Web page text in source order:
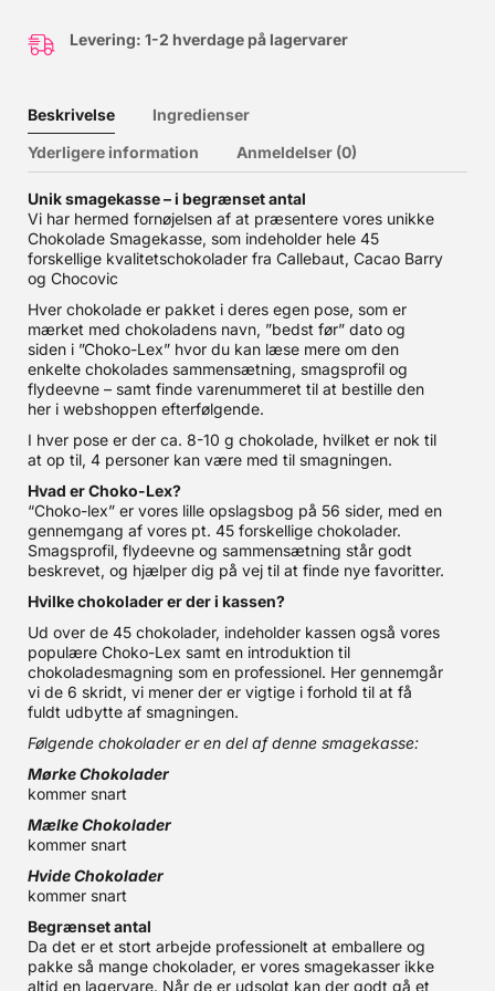
Levering: 1-2 hverdage på lagervarer
Beskrivelse
Ingredienser
Yderligere information
Anmeldelser (0)
Unik smagekasse – i begrænset antal
Vi har hermed fornøjelsen af at præsentere vores unikke
Chokolade Smagekasse, som indeholder hele 45
forskellige kvalitetschokolader fra Callebaut, Cacao Barry
og Chocovic
Hver chokolade er pakket i deres egen pose, som er
mærket med chokoladens navn, ”bedst før” dato og
siden i ”Choko-Lex” hvor du kan læse mere om den
enkelte chokolades sammensætning, smagsprofil og
flydeevne – samt finde varenummeret til at bestille den
her i webshoppen efterfølgende.
I hver pose er der ca. 8-10 g chokolade, hvilket er nok til
at op til, 4 personer kan være med til smagningen.
Hvad er Choko-Lex?
“Choko-lex” er vores lille opslagsbog på 56 sider, med en
gennemgang af vores pt. 45 forskellige chokolader.
Smagsprofil, flydeevne og sammensætning står godt
beskrevet, og hjælper dig på vej til at finde nye favoritter.
Hvilke chokolader er der i kassen?
Ud over de 45 chokolader, indeholder kassen også vores
populære Choko-Lex samt en introduktion til
chokoladesmagning som en professionel. Her gennemgår
vi de 6 skridt, vi mener der er vigtige i forhold til at få
fuldt udbytte af smagningen.
Følgende chokolader er en del af denne smagekasse:
Mørke Chokolader
kommer snart
Mælke Chokolader
kommer snart
Hvide Chokolader
kommer snart
Begrænset antal
Da det er et stort arbejde professionelt at emballere og
pakke så mange chokolader, er vores smagekasser ikke
altid en lagervare. Når de er udsolgt kan der godt gå et